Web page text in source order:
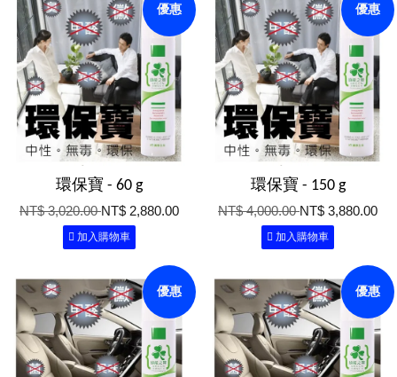
優惠
環保寶 - 60 g
NT$ 3,020.00NT$ 2,880.00
加入購物車
優惠
環保寶 - 150 g
NT$ 4,000.00NT$ 3,880.00
加入購物車
優惠 優惠